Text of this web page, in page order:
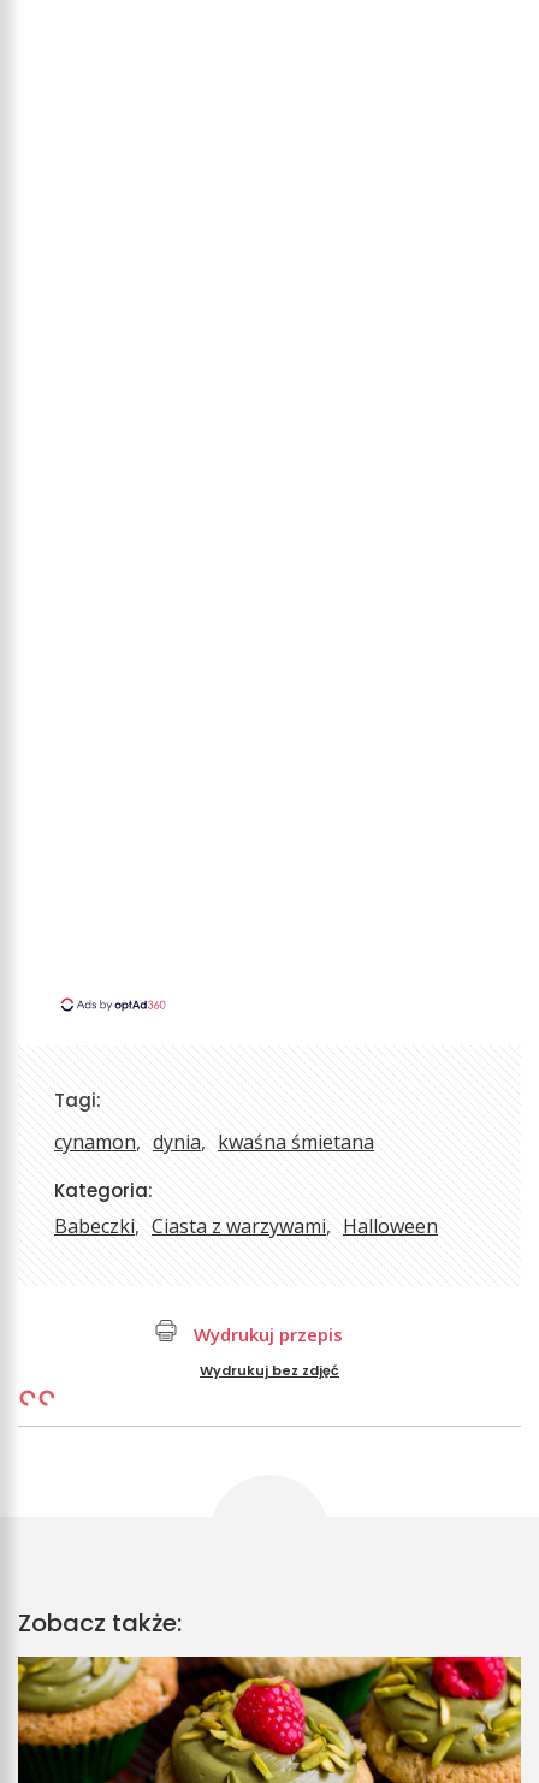
Tagi:
cynamon dynia kwaśna śmietana
Kategoria:
Babeczki Ciasta z warzywami Halloween
Wydrukuj przepis
Wydrukuj bez zdjęć
Zobacz także: